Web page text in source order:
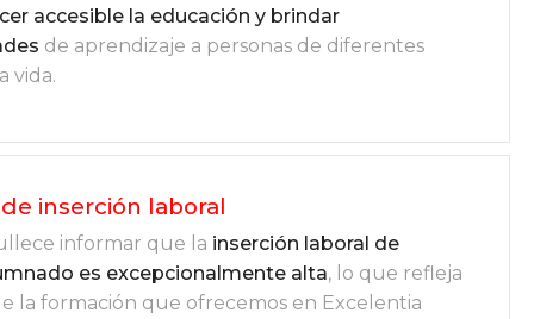
accesible la educación y brindar
de aprendizaje a personas de diferentes
vida.
inserción laboral
informar que la inserción laboral de
es excepcionalmente alta, lo que refleja
la formación que ofrecemos en Excelentia